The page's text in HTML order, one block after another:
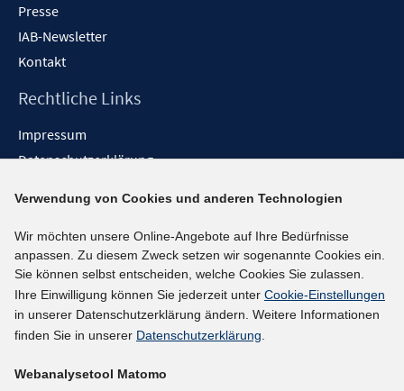
Presse
IAB-Newsletter
Kontakt
Rechtliche Links
Impressum
Datenschutzerklärung
Barrieren melden
Social-Media-Kanäle
BlueSky
YouTube
LinkedIn
kununu
Verwendung von Cookies und anderen Technologien
Wir möchten unsere Online-Angebote auf Ihre Bedürfnisse
anpassen. Zu diesem Zweck setzen wir sogenannte Cookies ein.
Sie können selbst entscheiden, welche Cookies Sie zulassen.
Ihre Einwilligung können Sie jederzeit unter Cookie-Einstellungen
in unserer Datenschutzerklärung ändern. Weitere Informationen
finden Sie in unserer Datenschutzerklärung.
Webanalysetool Matomo